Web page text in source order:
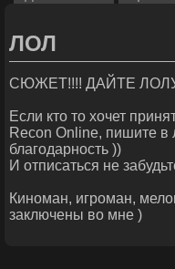
ЛОЛ
СЮЖЕТ!!!! ДАЙТЕ
Если кто то хочет
Recon Online, пишите в
благодарность ))
И отписаться не
Киноман, игроман,
заключены во мне )